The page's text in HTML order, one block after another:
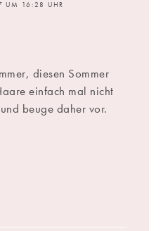
UM 16:28 UHR
diesen Sommer
einfach mal nicht
beuge daher vor.